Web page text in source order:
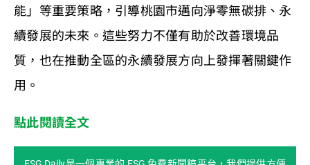
能」等重要策略，引導桃園市邁向淨零無碳排、永
續發展的未來。這些努力不僅有助於改善環境品
質，也在推動全區的永續發展方向上發揮著關鍵作
用。
點此閱讀全文